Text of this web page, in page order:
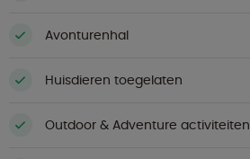
Avonturenhal
Huisdieren toegelaten
Outdoor & Adventure activiteiten